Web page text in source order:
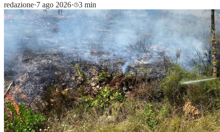
redazione·7 ago 2026· 3 min